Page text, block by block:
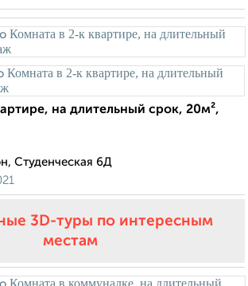
на длительный срок, 20м²,
Студенческая 6Д
3D-туры по интересным
местам